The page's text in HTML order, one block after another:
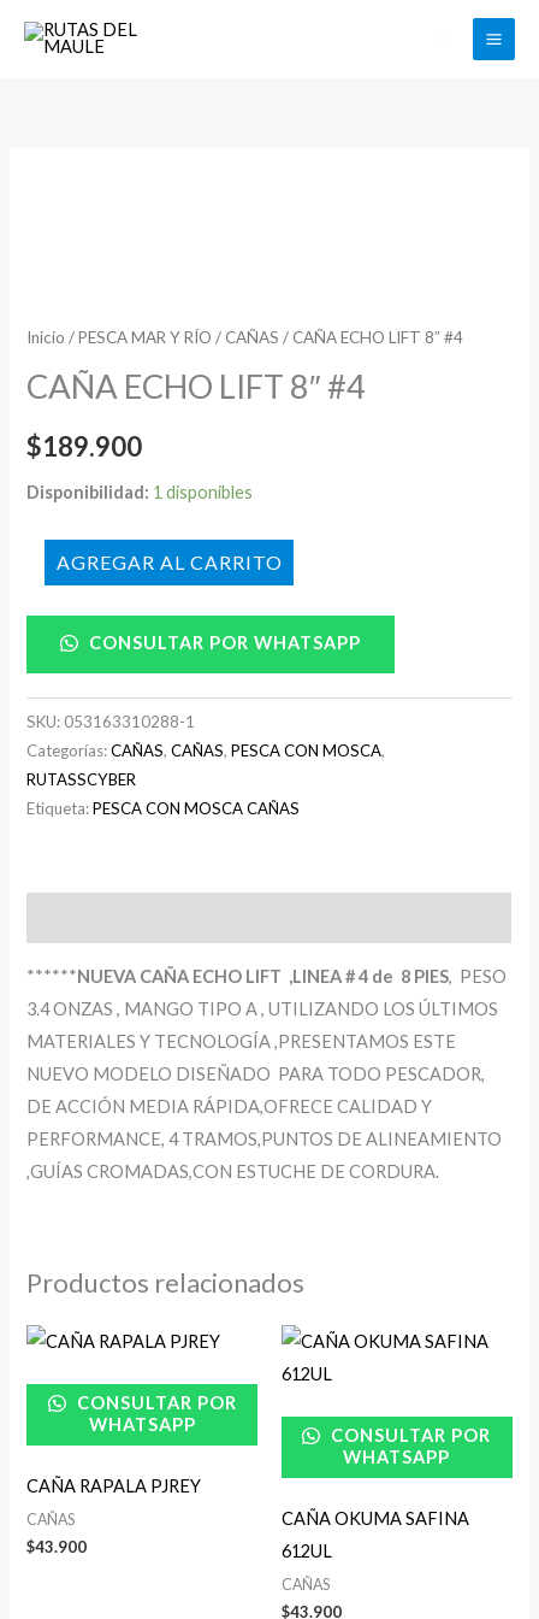
Buscar
Inicio /PESCA MAR Y RÍO / CAÑAS / CAÑA ECHO LIFT 8″ #4
CAÑA ECHO LIFT 8″ #4
$189.900
Disponibilidad: 1 disponibles
cantidad
AÑADIR AL CARRITO
CONSULTAR POR WHATSAPP
SKU: 053163310288-1
Categorías:CAÑAS,CAÑAS,PESCA CON MOSCA,
RUTASSCYBER
Etiqueta:PESCA CON MOSCA CAÑAS
******NUEVA CAÑA ECHO LIFT ,LINEA # 4 de 8 PIES, PESO
3.4 ONZAS , MANGO TIPO A , UTILIZANDO LOS ÚLTIMOS
MATERIALES Y TECNOLOGÍA ,PRESENTAMOS ESTE
NUEVO MODELO DISEÑADO PARA TODO PESCADOR,
DE ACCIÓN MEDIA RÁPIDA,OFRECE CALIDAD Y
PERFORMANCE, 4 TRAMOS,PUNTOS DE ALINEAMIENTO
,GUÍAS CROMADAS,CON ESTUCHE DE CORDURA.
Productos relacionados
CONSULTAR POR
WHATSAPP
CAÑA RAPALA PJREY
CAÑAS
$43.900
CONSULTAR POR
WHATSAPP
CAÑA OKUMA SAFINA
612UL
CAÑAS
$43.900